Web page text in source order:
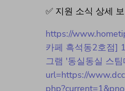
✅ 지원 소식 상세
https://
카페 흑석동2호점]
그램 '동실동실 스
url=https://